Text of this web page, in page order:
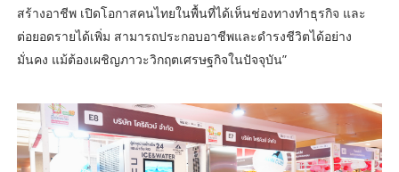
สร้างอาชีพ เปิดโอกาสคนไทยในพื้นที่ได้เห็นช่องทางทำธุรกิจ และ
ต่อยอดรายได้เพิ่ม สามารถประกอบอาชีพและดำรงชีวิตได้อย่าง
มั่นคง แม้ต้องเผชิญภาวะวิกฤตเศรษฐกิจในปัจจุบัน”